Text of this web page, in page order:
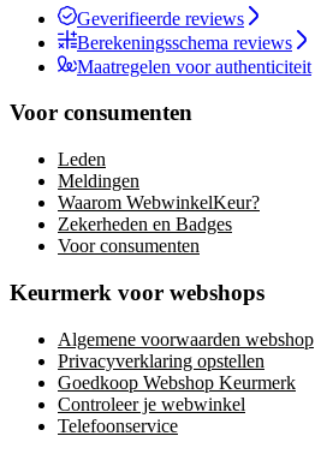
Geverifieerde reviews
Berekeningsschema reviews
Maatregelen voor authenticiteit
Voor consumenten
Leden
Meldingen
Waarom WebwinkelKeur?
Zekerheden en Badges
Voor consumenten
Keurmerk voor webshops
Algemene voorwaarden webshop
Privacyverklaring opstellen
Goedkoop Webshop Keurmerk
Controleer je webwinkel
Telefoonservice